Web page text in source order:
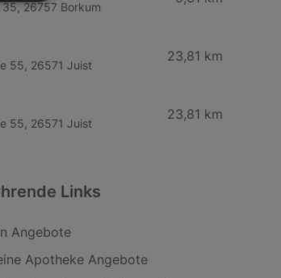
26757 Borkum
55, 26571 Juist
23,81 km
55, 26571 Juist
23,81 km
Links
Angebote
Apotheke Angebote